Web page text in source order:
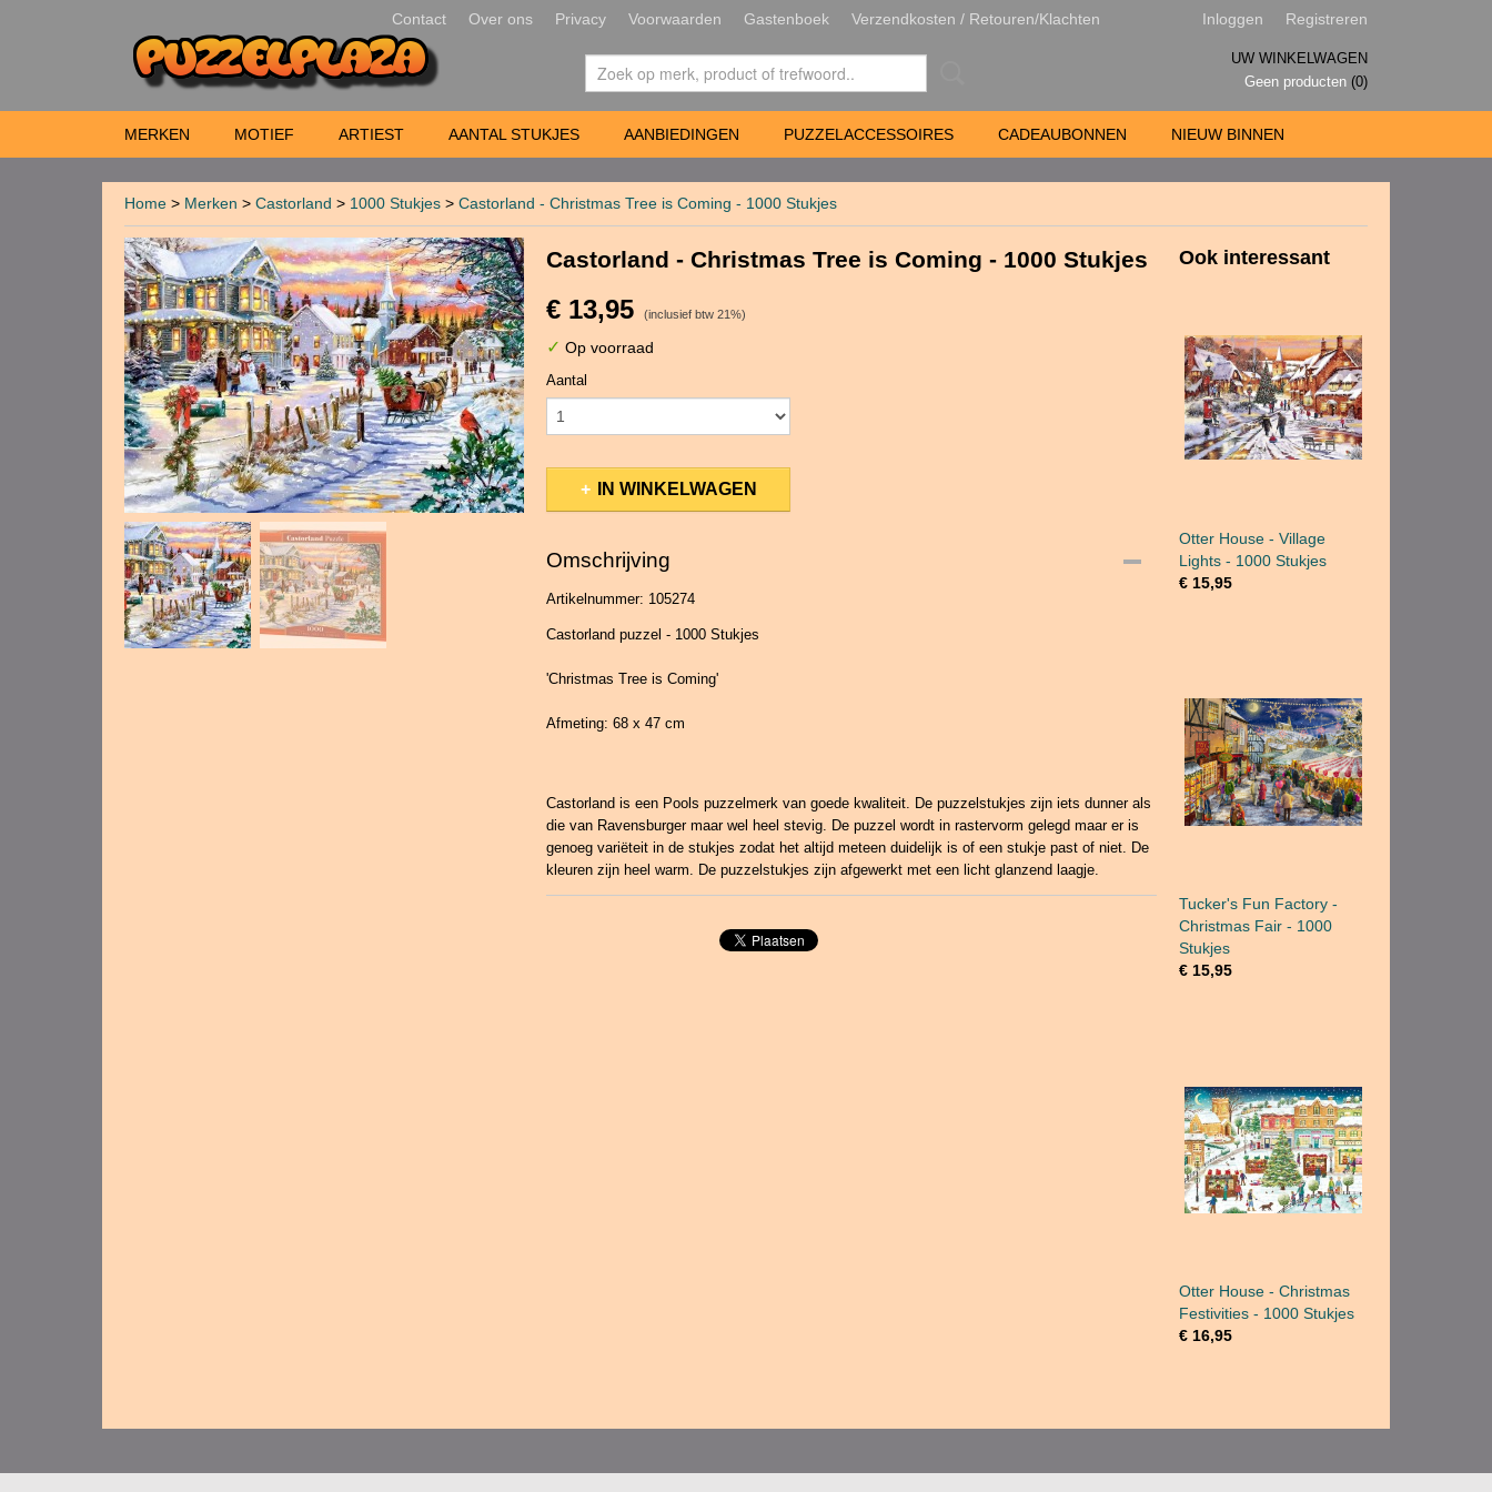
Contact Over ons Privacy Voorwaarden Gastenboek Verzendkosten / Retouren/Klachten Inloggen Registreren
UW WINKELWAGEN
Geen producten (0)
MERKEN MOTIEF ARTIEST AANTAL STUKJES AANBIEDINGEN PUZZELACCESSOIRES CADEAUBONNEN NIEUW BINNEN
Home > Merken > Castorland > 1000 Stukjes > Castorland - Christmas Tree is Coming - 1000 Stukjes
Castorland - Christmas Tree is Coming - 1000 Stukjes
€ 13,95 (inclusief btw 21%)
✓ Op voorraad
Aantal
IN WINKELWAGEN
Omschrijving
Artikelnummer: 105274
Castorland puzzel - 1000 Stukjes
'Christmas Tree is Coming'
Afmeting: 68 x 47 cm
Castorland is een Pools puzzelmerk van goede kwaliteit. De puzzelstukjes zijn iets dunner als
die van Ravensburger maar wel heel stevig. De puzzel wordt in rastervorm gelegd maar er is
genoeg variëteit in de stukjes zodat het altijd meteen duidelijk is of een stukje past of niet. De
kleuren zijn heel warm. De puzzelstukjes zijn afgewerkt met een licht glanzend laagje.
Ook interessant
Otter House - Village
Lights - 1000 Stukjes
€ 15,95
Tucker's Fun Factory -
Christmas Fair - 1000
Stukjes
€ 15,95
Otter House - Christmas
Festivities - 1000 Stukjes
€ 16,95